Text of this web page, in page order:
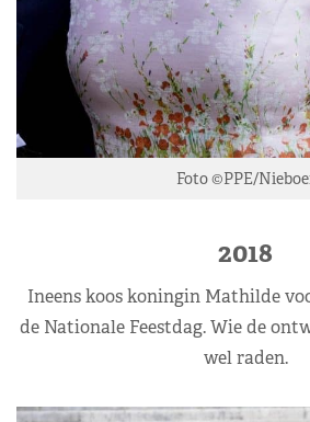
Foto ©PPE/
2018
Ineens koos koningin Mathilde
de Nationale Feestdag. Wie de
wel raden.